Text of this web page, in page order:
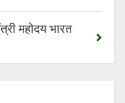
महोदय भारत